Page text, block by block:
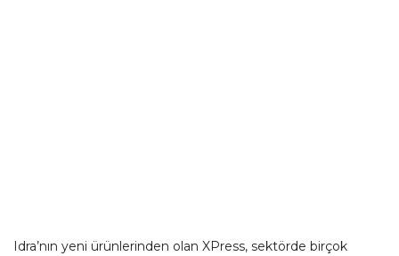
Idra’nın yeni ürünlerinden olan XPress, sektörde birçok